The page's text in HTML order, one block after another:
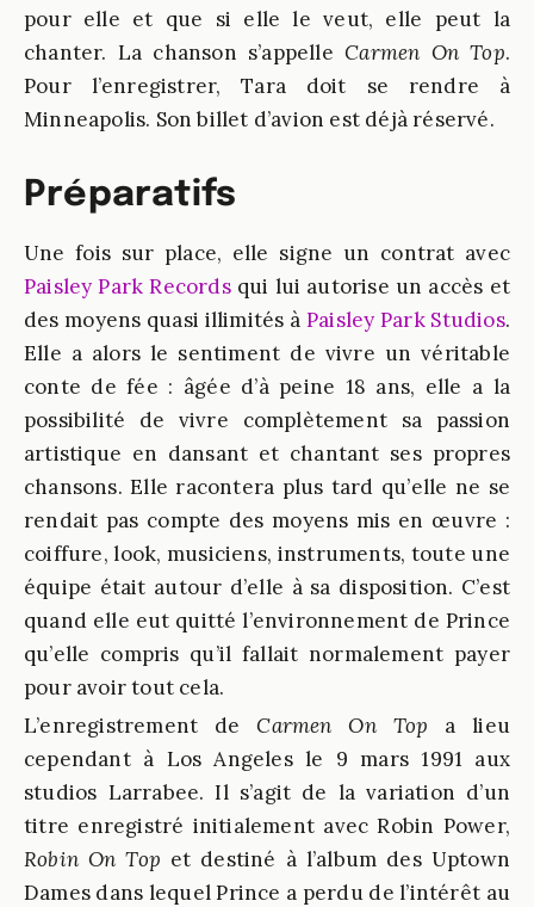
pour elle et que si elle le veut, elle peut la
chanter. La chanson s’appelleCarmen On Top.
Pour l’enregistrer, Tara doit se rendre à
Minneapolis. Son billet d’avion est déjà réservé.
Préparatifs
Une fois sur place, elle signe un contrat avec
Paisley Park Recordsqui lui autorise un accès et
des moyens quasi illimités à Paisley Park Studios.
Elle a alors le sentiment de vivre un véritable
conte de fée : âgée d’à peine 18 ans, elle a la
possibilité de vivre complètement sa passion
artistique en dansant et chantant ses propres
chansons. Elle racontera plus tard qu’elle ne se
rendait pas compte des moyens mis en œuvre :
coiffure, look, musiciens, instruments, toute une
équipe était autour d’elle à sa disposition. C’est
quand elle eut quitté l’environnement de Prince
qu’elle compris qu’il fallait normalement payer
pour avoir tout cela.
L’enregistrement deCarmen On Top a lieu
cependant à Los Angeles le 9 mars 1991 aux
studios Larrabee. Il s’agit de la variation d’un
titre enregistré initialement avec Robin Power,
Robin On Top et destiné à l’album des Uptown
Dames dans lequel Prince a perdu de l’intérêt au